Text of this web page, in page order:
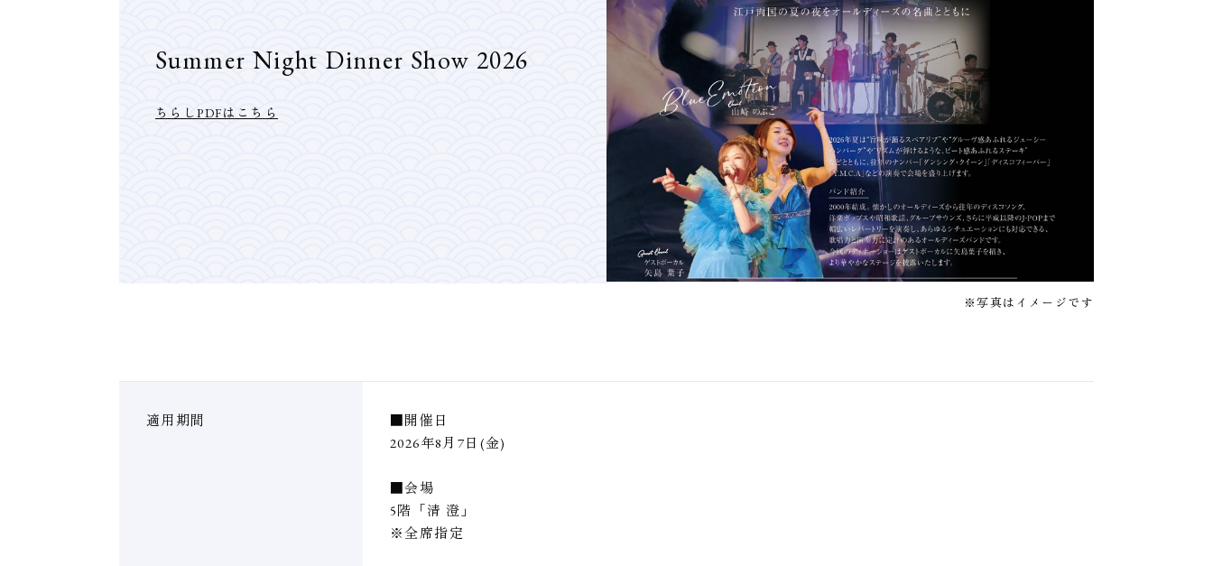
Summer Night Dinner Show 2026
ちらしPDFはこちら
※写真はイメージです
適用期間
■開催日
2026年8月7日(金)
■会場
5階「清 澄」
※全席指定